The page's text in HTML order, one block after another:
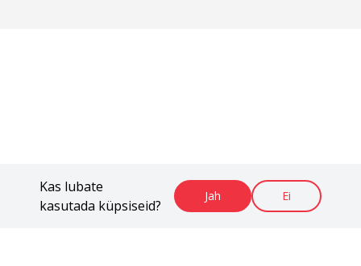
Kas lubate
kasutada küpsiseid?
Jah Ei